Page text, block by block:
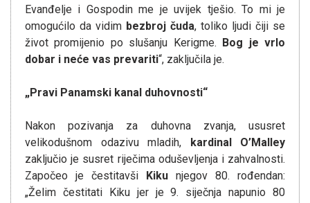
Evanđelje i Gospodin me je uvijek tješio. To mi je
omogućilo da vidim bezbroj čuda, toliko ljudi čiji se
život promijenio po slušanju Kerigme. Bog je vrlo
dobar i neće vas prevariti“, zaključila je.
„Pravi Panamski kanal duhovnosti“
Nakon pozivanja za duhovna zvanja, ususret
velikodušnom odazivu mladih, kardinal O’Malley
zaključio je susret riječima oduševljenja i zahvalnosti.
Započeo je čestitavši Kiku njegov 80. rođendan:
„Želim čestitati Kiku jer je 9. siječnja napunio 80